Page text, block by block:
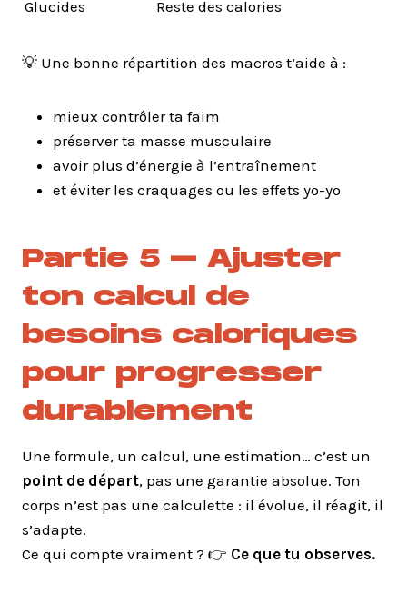
Glucides
Reste des calories
💡 Une bonne répartition des macros t’aide à :
mieux contrôler ta faim
préserver ta masse musculaire
avoir plus d’énergie à l’entraînement
et éviter les craquages ou les effets yo-yo
Partie 5 – Ajuster
ton calcul de
besoins caloriques
pour progresser
durablement
Une formule, un calcul, une estimation… c’est un
point de départ, pas une garantie absolue. Ton
corps n’est pas une calculette : il évolue, il réagit, il
s’adapte.
Ce qui compte vraiment ? 👉 Ce que tu observes.